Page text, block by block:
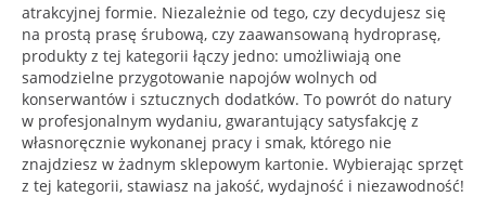
atrakcyjnej formie. Niezależnie od tego, czy decydujesz się
na prostą prasę śrubową, czy zaawansowaną hydroprasę,
produkty z tej kategorii łączy jedno: umożliwiają one
samodzielne przygotowanie napojów wolnych od
konserwantów i sztucznych dodatków. To powrót do natury
w profesjonalnym wydaniu, gwarantujący satysfakcję z
własnoręcznie wykonanej pracy i smak, którego nie
znajdziesz w żadnym sklepowym kartonie. Wybierając sprzęt
z tej kategorii, stawiasz na jakość, wydajność i niezawodność!